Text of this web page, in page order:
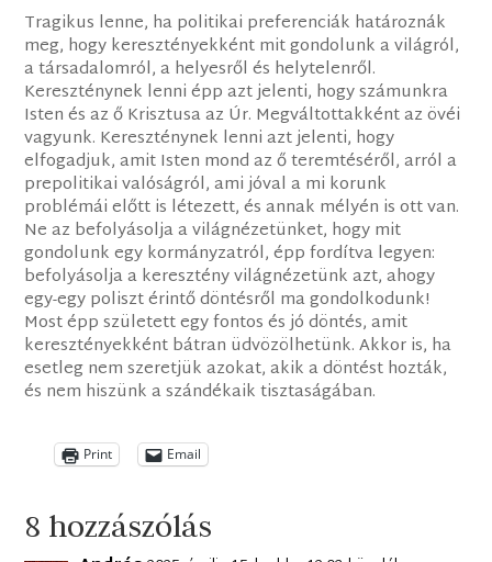
Tragikus lenne, ha politikai preferenciák határoznák
meg, hogy keresztényekként mit gondolunk a világról,
a társadalomról, a helyesről és helytelenről.
Kereszténynek lenni épp azt jelenti, hogy számunkra
Isten és az ő Krisztusa az Úr. Megváltottakként az övéi
vagyunk. Kereszténynek lenni azt jelenti, hogy
elfogadjuk, amit Isten mond az ő teremtéséről, arról a
prepolitikai valóságról, ami jóval a mi korunk
problémái előtt is létezett, és annak mélyén is ott van.
Ne az befolyásolja a világnézetünket, hogy mit
gondolunk egy kormányzatról, épp fordítva legyen:
befolyásolja a keresztény világnézetünk azt, ahogy
egy-egy poliszt érintő döntésről ma gondolkodunk!
Most épp született egy fontos és jó döntés, amit
keresztényekként bátran üdvözölhetünk. Akkor is, ha
esetleg nem szeretjük azokat, akik a döntést hozták,
és nem hiszünk a szándékaik tisztaságában.
Print Email
8 hozzászólás